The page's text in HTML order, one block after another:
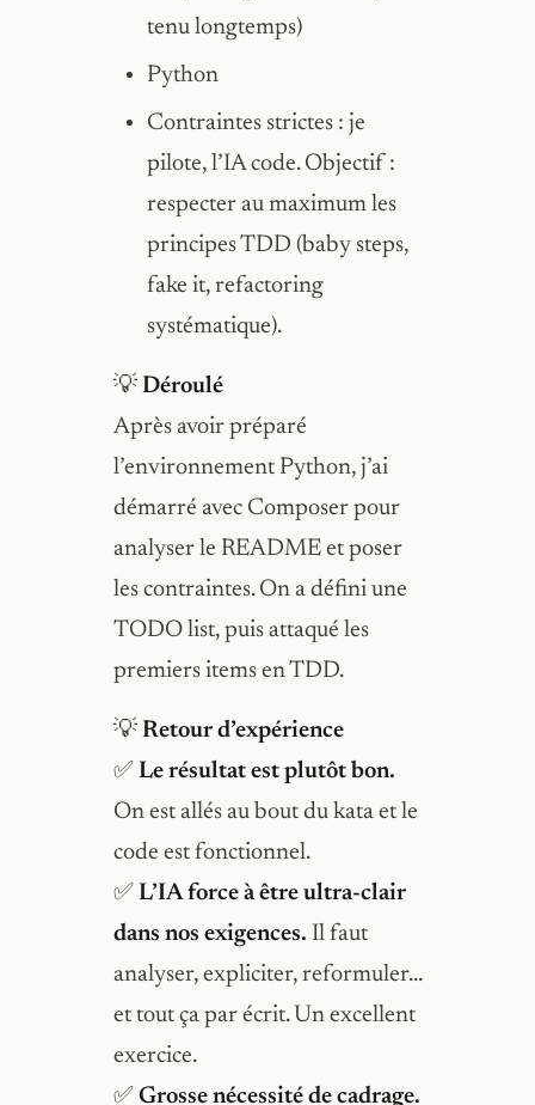
tenu longtemps)
Python
Contraintes strictes : je
pilote, l’IA code. Objectif :
respecter au maximum les
principes TDD (baby steps,
fake it, refactoring
systématique).
💡 Déroulé
Après avoir préparé
l’environnement Python, j’ai
démarré avec Composer pour
analyser le README et poser
les contraintes. On a défini une
TODO list, puis attaqué les
premiers items en TDD.
💡 Retour d’expérience
✅ Le résultat est plutôt bon.
On est allés au bout du kata et le
code est fonctionnel.
✅ L’IA force à être ultra-clair
dans nos exigences. Il faut
analyser, expliciter, reformuler…
et tout ça par écrit. Un excellent
exercice.
✅ Grosse nécessité de cadrage.